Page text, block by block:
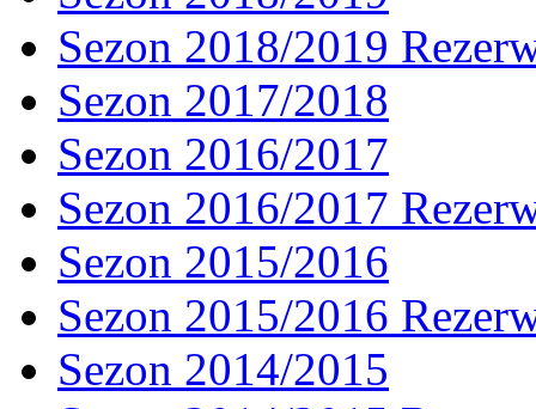
Sezon 2018/2019
Sezon 2017/2018
Sezon 2016/2017
Sezon 2016/2017
Sezon 2015/2016
Sezon 2015/2016
Sezon 2014/2015